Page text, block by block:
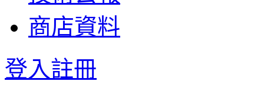
商店資料
登入註冊